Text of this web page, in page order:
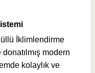
İklimlendirme
modern
kolaylık ve